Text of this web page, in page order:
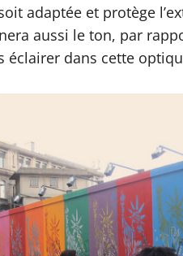
adaptée et protège
aussi le ton, par
éclairer dans cette